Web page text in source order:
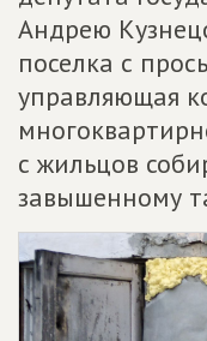
Андрею
поселка с
управляющая
с жильцов
завышенному